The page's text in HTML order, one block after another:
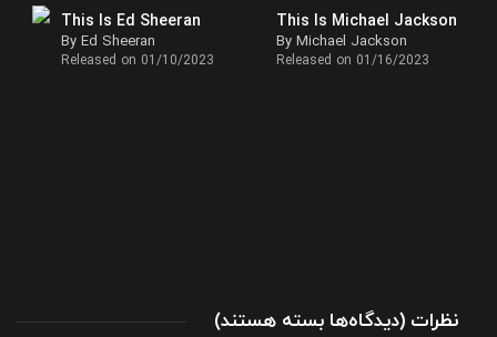
This Is Michael Jackson
By Michael Jackson
Released on 01/16/2023
This Is Ed Sheeran
By Ed Sheeran
Released on 01/10/2023
( دیدگاه‌ها
برای بسته هستند ) نظرات